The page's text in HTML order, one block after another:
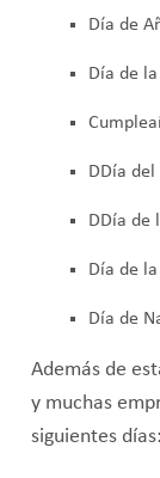
Día de
Día de
DDía
DDía de
Día de
Día de
Además de
y muchas
siguientes días: